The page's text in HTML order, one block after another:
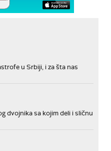
u Srbiji, i za šta nas
dvojnika sa kojim deli i sličnu